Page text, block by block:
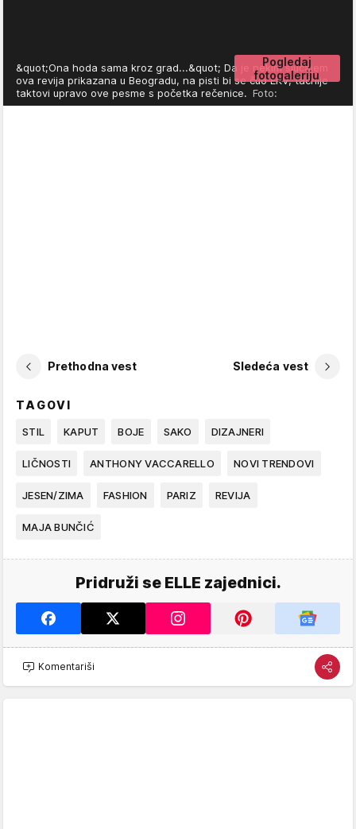
Pogledaj
fotogaleriju
&quot;Ona hoda sama kroz grad...&quot; Da je nekim slučajem
ova revija prikazana u Beogradu, na pisti bi se čuo EKV, tačnije
taktovi upravo ove pesme s početka rečenice. Foto:
Prethodna vest Sledeća vest
TAGOVI
STIL KAPUT BOJE SAKO DIZAJNERI
LIČNOSTI ANTHONY VACCARELLO NOVI TRENDOVI
JESEN/ZIMA FASHION PARIZ REVIJA
MAJA BUNČIĆ
Pridruži se ELLE zajednici.
Komentariši